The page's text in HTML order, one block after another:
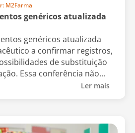
M2Farma
genéricos atualizada
genéricos atualizada
a confirmar registros,
de substituição
Essa conferência não...
Ler mais